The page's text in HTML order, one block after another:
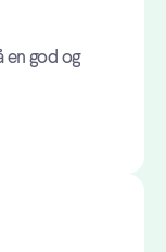
en god og